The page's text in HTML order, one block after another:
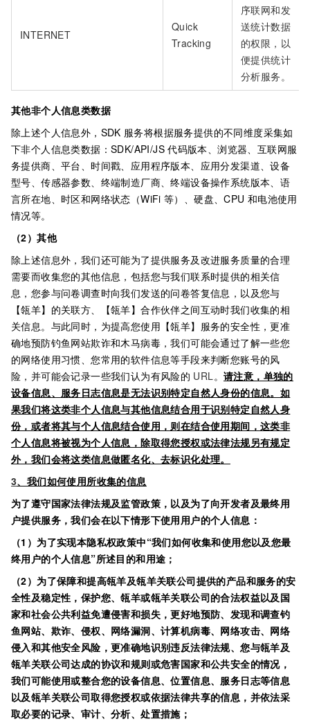
INTERNET
Quick
Tracking
序联网和发
送统计数据
的权限，以
便提供统计
分析服务。
其他非个人信息类数据
除上述个人信息外，SDK 服务将根据服务提供的不同维度采集如
下非个人信息类数据：SDK/API/JS 代码版本、浏览器、互联网服
务提供商、平台、时间戳、应用程序版本、应用分发渠道、设备
型号、传感器参数、终端制造厂商、终端设备操作系统版本、语
言所在地、时区和网络状态（WiFi 等）、硬盘、CPU 和电池使用
情况等。
（2）其他
除上述信息外，我们还可能为了提供服务及改进服务质量的合理
需要而收集您的其他信息，包括您与我们联系时提供的相关信
息，您参与问卷调查时向我们发送的问卷答复信息，以及您与
【瓴羊】的关联方、【瓴羊】合作伙伴之间互动时我们收集的相
关信息。与此同时，为提高您使用【瓴羊】服务的安全性，更准
确地预防钓鱼网站欺诈和木马病毒，我们可能会通过了解一些您
的网络使用习惯、您常用的软件信息等手段来判断您账号的风
险，并可能会记录一些我们认为有风险的 URL。 请注意，单独的
设备信息、服务日志信息是无法识别特定自然人身份的信息。如
果我们将这类非个人信息与其他信息结合用于识别特定自然人身
份，或者将其与个人信息结合使用，则在结合使用期间，这类非
个人信息将被视为个人信息，除取得您授权或法律法规另有规定
外，我们会将这类信息做匿名化、去标识化处理。
3、我们如何使用所收集的信息
为了遵守国家法律法规及监管政策，以及为了向开发者及最终用
户提供服务，我们会在以下情形下使用用户的个人信息：
（1）为了实现本隐私权政策中“我们如何收集和使用您以及您最
终用户的个人信息”所述目的和用途；
（2）为了保障和提高瓴羊及瓴羊关联公司提供的产品和服务的安
全性及稳定性，保护您、瓴羊或瓴羊关联公司的合法权益以及国
家和社会公共利益免遭侵害和损失，更好地预防、发现和调查钓
鱼网站、欺诈、侵权、网络漏洞、计算机病毒、网络攻击、网络
侵入和其他安全风险，更准确地识别违反法律法规、您与瓴羊及
瓴羊关联公司达成的协议和规则或危害国家和公共安全的情况，
我们可能使用或整合您的设备信息、位置信息、服务日志等信息
以及瓴羊关联公司取得您授权或依据法律共享的信息，并依法采
取必要的记录、审计、分析、处置措施；